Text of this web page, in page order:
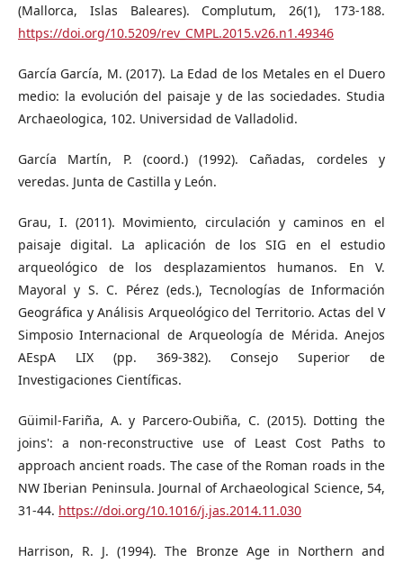
(Mallorca, Islas Baleares). Complutum, 26(1), 173-188.
https://doi.org/10.5209/rev_CMPL.2015.v26.n1.49346
García García, M. (2017). La Edad de los Metales en el Duero
medio: la evolución del paisaje y de las sociedades. Studia
Archaeologica, 102. Universidad de Valladolid.
García Martín, P. (coord.) (1992). Cañadas, cordeles y
veredas. Junta de Castilla y León.
Grau, I. (2011). Movimiento, circulación y caminos en el
paisaje digital. La aplicación de los SIG en el estudio
arqueológico de los desplazamientos humanos. En V.
Mayoral y S. C. Pérez (eds.), Tecnologías de Información
Geográfica y Análisis Arqueológico del Territorio. Actas del V
Simposio Internacional de Arqueología de Mérida. Anejos
AEspA LIX (pp. 369-382). Consejo Superior de
Investigaciones Científicas.
Güimil-Fariña, A. y Parcero-Oubiña, C. (2015). Dotting the
joins': a non-reconstructive use of Least Cost Paths to
approach ancient roads. The case of the Roman roads in the
NW Iberian Peninsula. Journal of Archaeological Science, 54,
31-44. https://doi.org/10.1016/j.jas.2014.11.030
Harrison, R. J. (1994). The Bronze Age in Northern and